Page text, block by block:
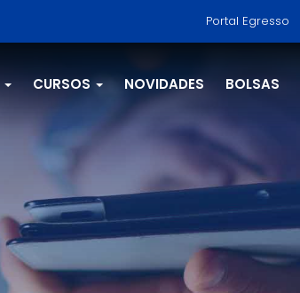
Portal Egresso
CURSOS NOVIDADES BOLSAS